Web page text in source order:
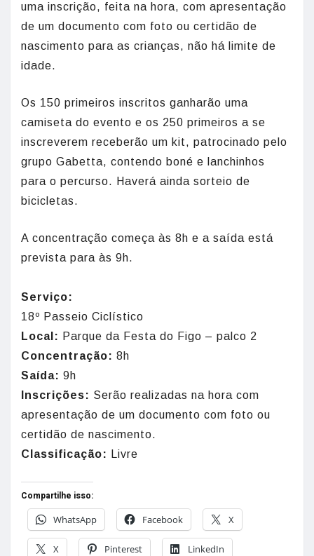
uma inscrição, feita na hora, com apresentação
de um documento com foto ou certidão de
nascimento para as crianças, não há limite de
idade.
Os 150 primeiros inscritos ganharão uma
camiseta do evento e os 250 primeiros a se
inscreverem receberão um kit, patrocinado pelo
grupo Gabetta, contendo boné e lanchinhos
para o percurso. Haverá ainda sorteio de
bicicletas.
A concentração começa às 8h e a saída está
prevista para às 9h.
Serviço:
18º Passeio Ciclístico
Local: Parque da Festa do Figo – palco 2
Concentração: 8h
Saída: 9h
Inscrições: Serão realizadas na hora com
apresentação de um documento com foto ou
certidão de nascimento.
Classificação:
Livre
Compartilhe isso:
WhatsApp
Facebook X
X Pinterest LinkedIn